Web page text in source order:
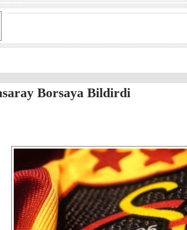
Borsaya Bildirdi